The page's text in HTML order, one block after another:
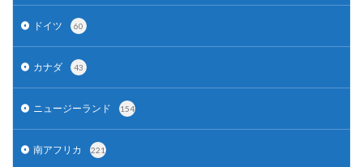
ドイツ 60
カナダ 43
ニュージーランド 154
南アフリカ 221